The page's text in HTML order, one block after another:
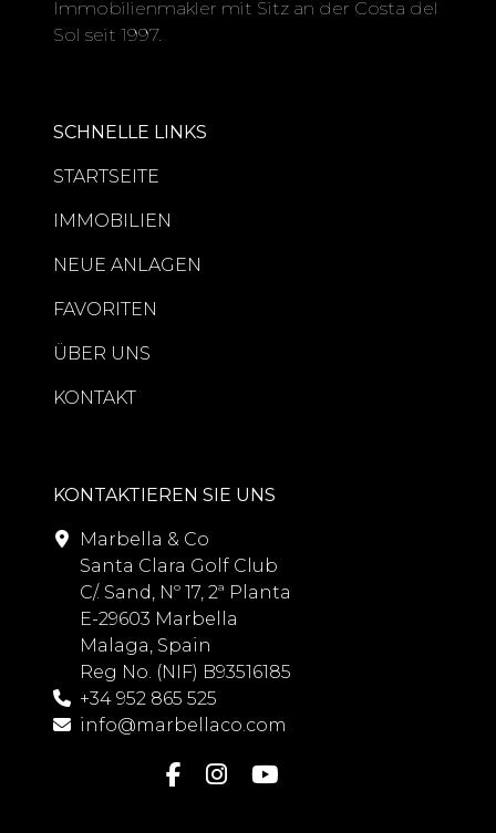
Immobilienmakler mit Sitz an der Costa del
Sol seit 1997.
SCHNELLE LINKS
STARTSEITE
IMMOBILIEN
NEUE ANLAGEN
FAVORITEN
ÜBER UNS
KONTAKT
KONTAKTIEREN SIE UNS
Marbella & Co
Santa Clara Golf Club
C/. Sand, Nº 17, 2ª Planta
E-29603 Marbella
Malaga, Spain
Reg No. (NIF) B93516185
+34 952 865 525
info@marbellaco.com